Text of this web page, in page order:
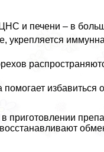
и печени – в
укрепляется
помогает
приготовлении